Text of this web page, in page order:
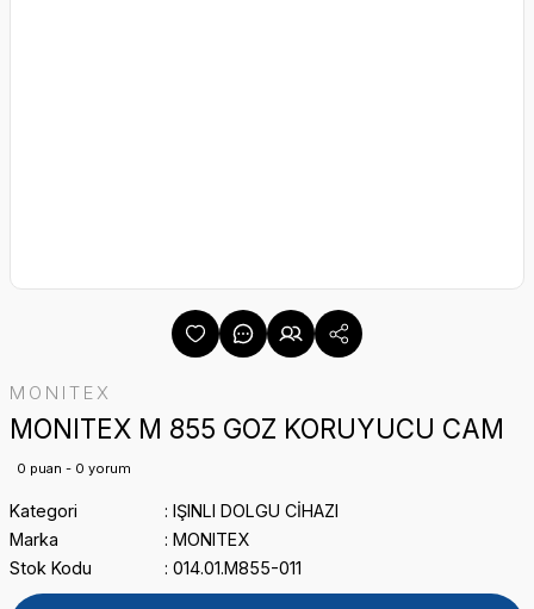
MONITEX
MONITEX M 855 GOZ KORUYUCU CAM
0 puan - 0 yorum
Kategori
IŞINLI DOLGU CİHAZI
Marka
MONITEX
Stok Kodu
014.01.M855-011